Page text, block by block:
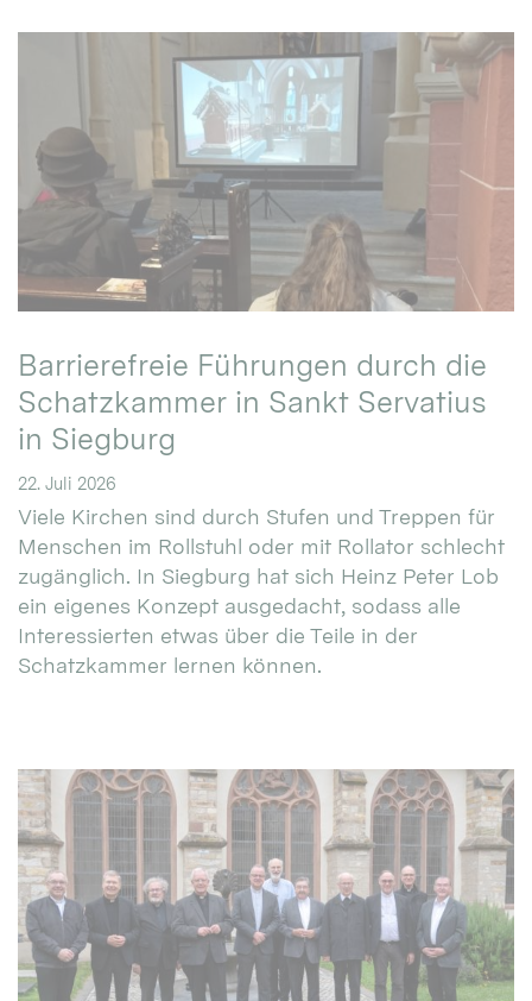
Barrierefreie Führungen durch die
Schatzkammer in Sankt Servatius
in Siegburg
22. Juli 2026
Viele Kirchen sind durch Stufen und Treppen für
Menschen im Rollstuhl oder mit Rollator schlecht
zugänglich. In Siegburg hat sich Heinz Peter Lob
ein eigenes Konzept ausgedacht, sodass alle
Interessierten etwas über die Teile in der
Schatzkammer lernen können.